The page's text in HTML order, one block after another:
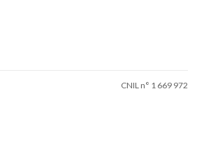
CNIL n° 1 669 972